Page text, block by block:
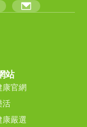
站
康官網
活
嚴選